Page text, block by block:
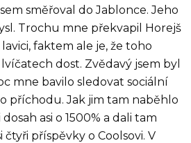
směřoval do Jablonce. Jeho
Trochu mne překvapil Horejš
faktem ale je, že toho
dost. Zvědavý jsem byl
mne bavilo sledovat sociální
příchodu. Jak jim tam naběhlo
asi o 1500% a dali tam
příspěvky o Coolsovi. V